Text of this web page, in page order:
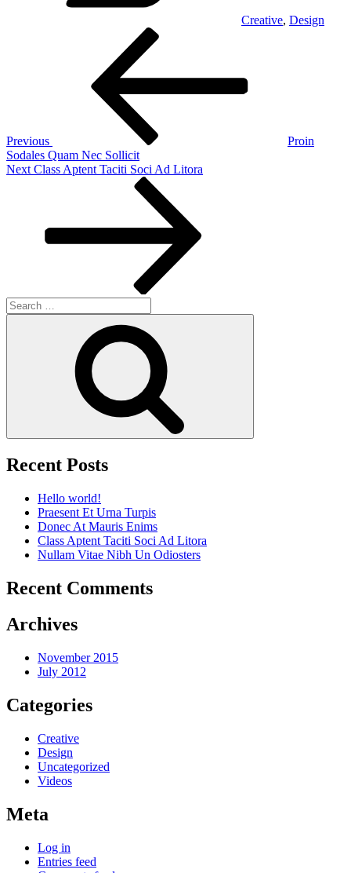
Creative, Design
Previous
Proin
Sodales Quam Nec Sollicit
Next
Next Class Aptent Taciti Soci Ad Litora
Search
for:
Recent Posts
Hello world!
Praesent Et Urna Turpis
Donec At Mauris Enims
Class Aptent Taciti Soci Ad Litora
Nullam Vitae Nibh Un Odiosters
Recent Comments
Archives
November 2015
July 2012
Categories
Creative
Design
Uncategorized
Videos
Meta
Log in
Entries feed